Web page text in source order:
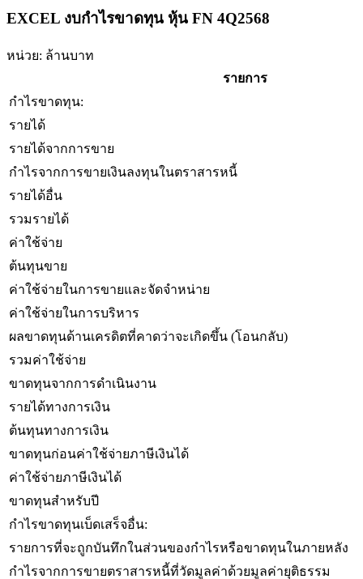
EXCEL งบกำไรขาดทุน หุ้น FN 4Q2568
หน่วย: ล้านบาท
รายการ
กำไรขาดทุน:
รายได้
รายได้จากการขาย
กำไรจากการขายเงินลงทุนในตราสารหนี้
รายได้อื่น
รวมรายได้
ค่าใช้จ่าย
ต้นทุนขาย
ค่าใช้จ่ายในการขายและจัดจำหน่าย
ค่าใช้จ่ายในการบริหาร
ผลขาดทุนด้านเครดิตที่คาดว่าจะเกิดขึ้น (โอนกลับ)
รวมค่าใช้จ่าย
ขาดทุนจากการดำเนินงาน
รายได้ทางการเงิน
ต้นทุนทางการเงิน
ขาดทุนก่อนค่าใช้จ่ายภาษีเงินได้
ค่าใช้จ่ายภาษีเงินได้
ขาดทุนสำหรับปี
กำไรขาดทุนเบ็ดเสร็จอื่น:
รายการที่จะถูกบันทึกในส่วนของกำไรหรือขาดทุนในภายหลัง
กำไรจากการขายตราสารหนี้ที่วัดมูลค่าด้วยมูลค่ายุติธรรม